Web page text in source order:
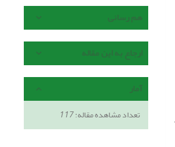
هم رسانی
ارجاع به این مقاله
آمار
تعداد مشاهده مقاله:117